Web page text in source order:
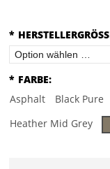
* HERSTELLERGRÖSSE
* FARBE:
Asphalt
Black Pure
Heather Mid Grey